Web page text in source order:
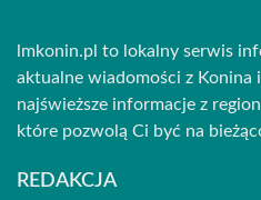
lmkonin.pl to lokalny serwis
aktualne wiadomości z Konina
najświeższe informacje z
które pozwolą Ci być na
REDAKCJA